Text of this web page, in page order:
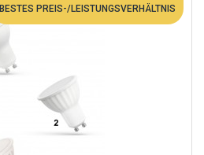
BESTES PREIS-/LEISTUNGSVERHÄLTNIS